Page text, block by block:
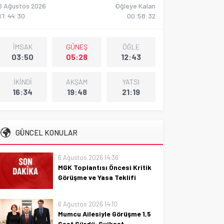
Ağustos 2026
Öğleye Kalan
00:58:31
İMSAK
03:50
GÜNEŞ
05:28
ÖĞLE
12:43
İKİNDİ
16:34
AKŞAM
19:48
YATSI
21:19
GÜNCEL KONULAR
6 Ağustos 2026 14:36
MGK Toplantısı Öncesi Kritik
Görüşme ve Yasa Teklifi
görüşme ve yasa teklifinin
ayrıntılarıyla güvenlik, politika
ve kamu yararı odaklı özet bir
6 Ağustos 2026 14:10
Mumcu Ailesiyle Görüşme 1,5